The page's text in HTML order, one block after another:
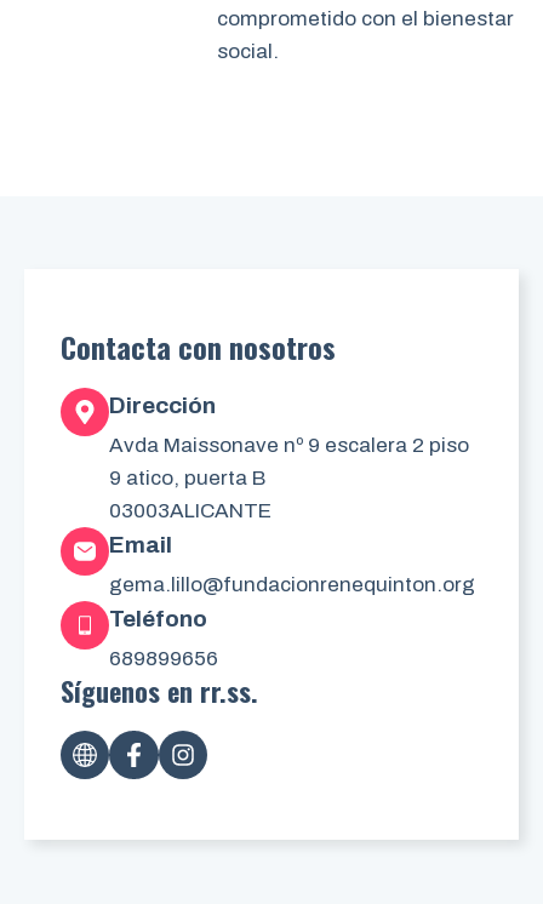
comprometido con el bienestar
social.
Contacta con nosotros
Dirección
Avda Maissonave nº 9 escalera 2 piso
9 atico, puerta B
03003ALICANTE
Email
gema.lillo@fundacionrenequinton.org
Teléfono
689899656
Síguenos en rr.ss.